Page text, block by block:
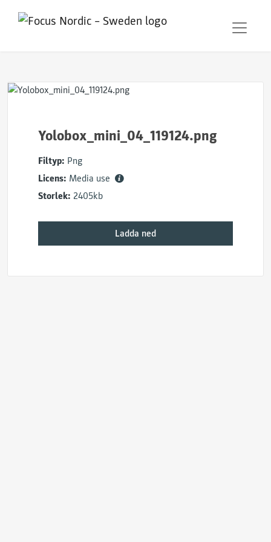
Yolobox_mini_04_119124.png
Filtyp: Png
Licens: Media use
Storlek: 2405kb
Ladda ned